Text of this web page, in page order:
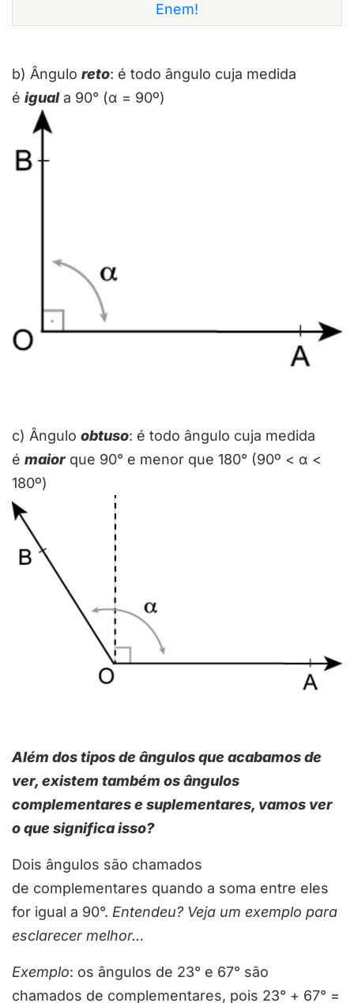
Enem!
b) Ângulo reto: é todo ângulo cuja medida
é iguala 90° (α = 90º)
c) Ângulo obtuso: é todo ângulo cuja medida
é maior que 90° e menor que 180° (90º < α <
180º)
Além dos tipos de ângulos que acabamos de
ver, existem também os ângulos
complementares e suplementares, vamos ver
o que significa isso?
Dois ângulos são chamados
de complementares quando a soma entre eles
for igual a 90°. Entendeu? Veja um exemplo para
esclarecer melhor…
Exemplo: os ângulos de 23° e 67° são
chamados de complementares, pois 23° + 67° =